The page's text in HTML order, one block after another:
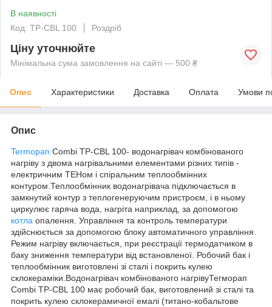
В наявності
Код: TP-CBL 100
Роздріб
Ціну уточнюйте
Мінімальна сума замовлення на сайті — 500 ₴
Опис Характеристики Доставка Оплата Умови
Опис
Termopan Combi TP-CBL 100- водонагрівач комбінованого
нагріву з двома нагрівальними елементами різних типів -
електричним ТЕНом і спіральним теплообмінних
контуром.Теплообмінник водонагрівача підключається в
замкнутий контур з теплогенеруючим пристроєм, і в ньому
циркулює гаряча вода, нагріта наприклад, за допомогою
котла опалення. Управління та контроль температури
здійснюється за допомогою блоку автоматичного управління.
Режим нагріву включається, при реєстрації термодатчиком в
баку зниження температури від встановленої. Робочий бак і
теплообмінник виготовлені зі сталі і покрить кулею
склокераміки.Водонагрівач комбінованого нагрівуТегморап
Combi TP-CBL 100 має робочий бак, виготовлений зі сталі та
покрить кулею склокерамичної емалі (титано-кобальтове